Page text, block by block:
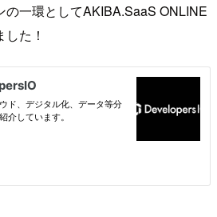
の一環としてAKIBA.SaaS ONLINE
た！